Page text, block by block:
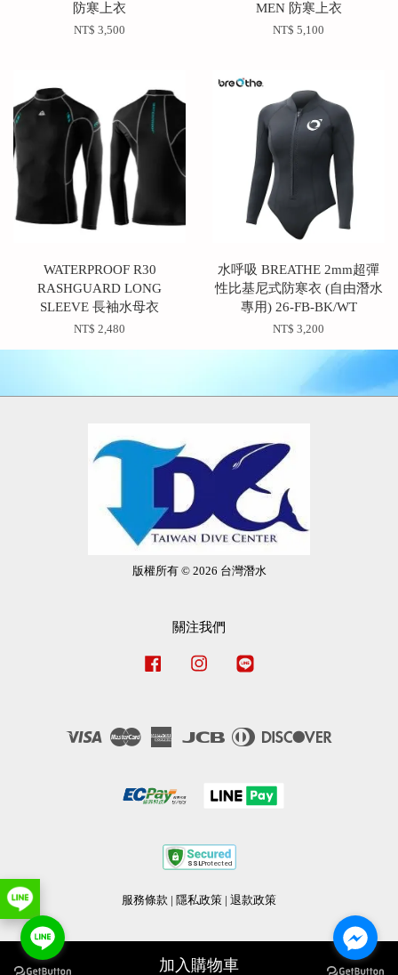
加入購物車
防寒上衣
NT$ 3,500
MEN 防寒上衣
NT$ 5,100
WATERPROOF R30
RASHGUARD LONG
SLEEVE 長袖水母衣
NT$ 2,480
水呼吸 BREATHE 2mm超彈
性比基尼式防寒衣 (自由潛水
專用) 26-FB-BK/WT
NT$ 3,200
版權所有 © 2026 台灣潛水
關注我們
Facebook Instagram
Visa Master
American
JCB
Diners
服務條款 | 隱私政策 | 退款政策